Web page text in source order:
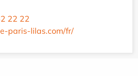
22 22
paris-lilas.com/fr/